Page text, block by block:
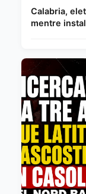
Calabria,
mentre